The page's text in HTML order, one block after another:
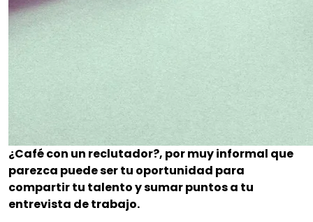
¿Café con un reclutador?, por muy informal que
parezca puede ser tu oportunidad para
compartir tu talento y sumar puntos a tu
entrevista de trabajo.